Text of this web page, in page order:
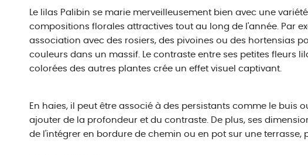
Le lilas Palibin se marie merveilleusement bien avec une
compositions florales attractives tout au long de l'année. Par
association avec des rosiers, des pivoines ou des hortensias
couleurs dans un massif. Le contraste entre ses petites fleurs
colorées des autres plantes crée un effet visuel captivant.
En haies, il peut être associé à des persistants comme le buis
ajouter de la profondeur et du contraste. De plus, ses
de l'intégrer en bordure de chemin ou en pot sur une terrasse,